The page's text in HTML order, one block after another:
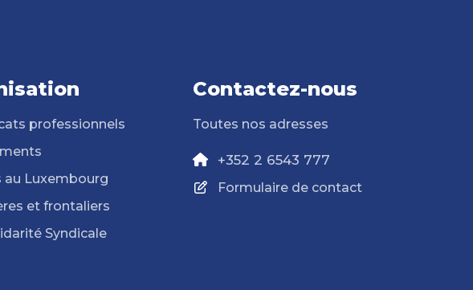
professionnels
au Luxembourg
et frontaliers
Syndicale
Contactez-nous
Toutes nos adresses
+352 2 6543 777
Formulaire de contact